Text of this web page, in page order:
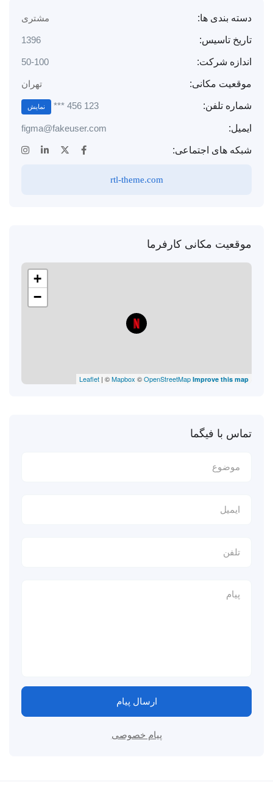
دسته بندی ها: مشتری
تاریخ تاسیس: 1396
اندازه شرکت: 50-100
موقعیت مکانی: تهران
شماره تلفن: 123 456 *** نمایش
ایمیل: figma@fakeuser.com
شبکه های اجتماعی:
rtl-theme.com
موقعیت مکانی کارفرما
+
−
Leaflet | ©Mapbox ©OpenStreetMap Improve this map
تماس با فیگما
ارسال پیام
پیام خصوصی